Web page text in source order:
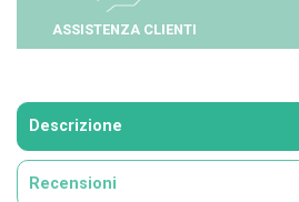
ASSISTENZA CLIENTI
Descrizione
Recensioni